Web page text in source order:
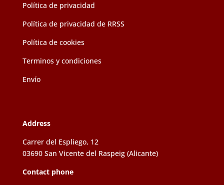
Política de privacidad
Política de privacidad de RRSS
Política de cookies
Terminos y condiciones
Envío
Address
Carrer del Espliego, 12
03690 San Vicente del Raspeig (Alicante)
Contact phone